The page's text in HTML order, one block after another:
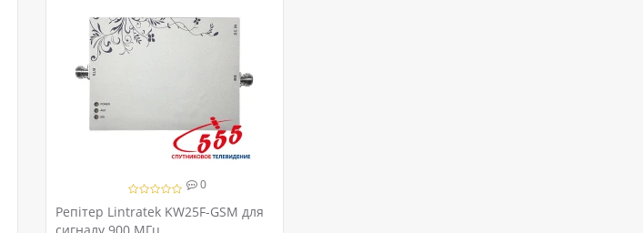
0
Репітер Lintratek KW25F-GSM для